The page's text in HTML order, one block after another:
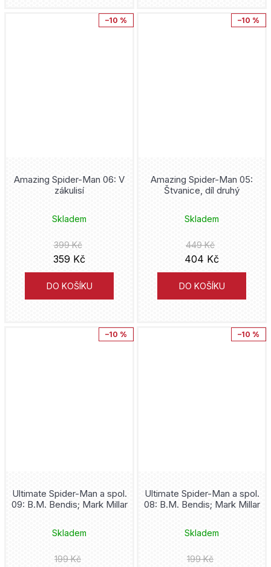
–10 %
Amazing Spider-Man 06: V
zákulisí
Skladem
399 Kč
359 Kč
DO KOŠÍKU
–10 %
Amazing Spider-Man 05:
Štvanice, díl druhý
Skladem
449 Kč
404 Kč
DO KOŠÍKU
–10 %
Ultimate Spider-Man a spol.
09: B.M. Bendis; Mark Millar
Skladem
199 Kč
–10 %
Ultimate Spider-Man a spol.
08: B.M. Bendis; Mark Millar
Skladem
199 Kč